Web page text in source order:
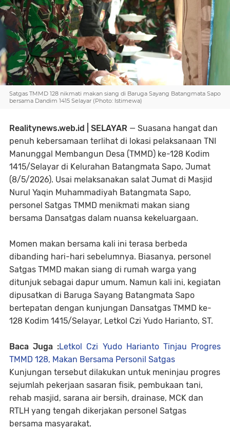
Satgas TMMD 128 nikmati makan siang di Baruga Sayang Batangmata Sapo
bersama Dandim 1415 Selayar (Photo: Istimewa)
Realitynews.web.id | SELAYAR — Suasana hangat dan
penuh kebersamaan terlihat di lokasi pelaksanaan TNI
Manunggal Membangun Desa (TMMD) ke-128 Kodim
1415/Selayar di Kelurahan Batangmata Sapo, Jumat
(8/5/2026). Usai melaksanakan salat Jumat di Masjid
Nurul Yaqin Muhammadiyah Batangmata Sapo,
personel Satgas TMMD menikmati makan siang
bersama Dansatgas dalam nuansa kekeluargaan.
Momen makan bersama kali ini terasa berbeda
dibanding hari-hari sebelumnya. Biasanya, personel
Satgas TMMD makan siang di rumah warga yang
ditunjuk sebagai dapur umum. Namun kali ini, kegiatan
dipusatkan di Baruga Sayang Batangmata Sapo
bertepatan dengan kunjungan Dansatgas TMMD ke-
128 Kodim 1415/Selayar, Letkol Czi Yudo Harianto, ST.
Baca Juga :Letkol Czi Yudo Harianto Tinjau Progres
TMMD 128, Makan Bersama Personil Satgas
Kunjungan tersebut dilakukan untuk meninjau progres
sejumlah pekerjaan sasaran fisik, pembukaan tani,
rehab masjid, sarana air bersih, drainase, MCK dan
RTLH yang tengah dikerjakan personel Satgas
bersama masyarakat.